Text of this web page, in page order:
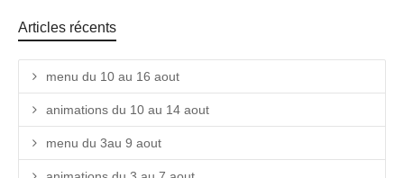
Articles récents
menu du 10 au 16 aout
animations du 10 au 14 aout
menu du 3au 9 aout